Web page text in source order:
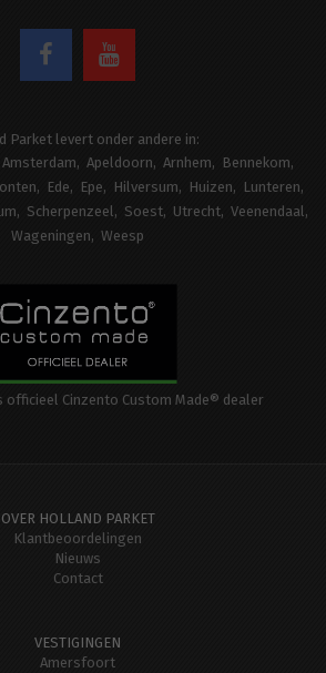
Parket levert onder andere in:
Amsterdam Apeldoorn Arnhem
Bennekom
Ede Epe Hilversum Huizen
Lunteren
Scherpenzeel Soest Utrecht Veenendaal
Wageningen
Weesp
officieel Cinzento Custom Made® dealer
OVER HOLLAND PARKET
Klantbeoordelingen
Nieuws
Contact
VESTIGINGEN
Amersfoort